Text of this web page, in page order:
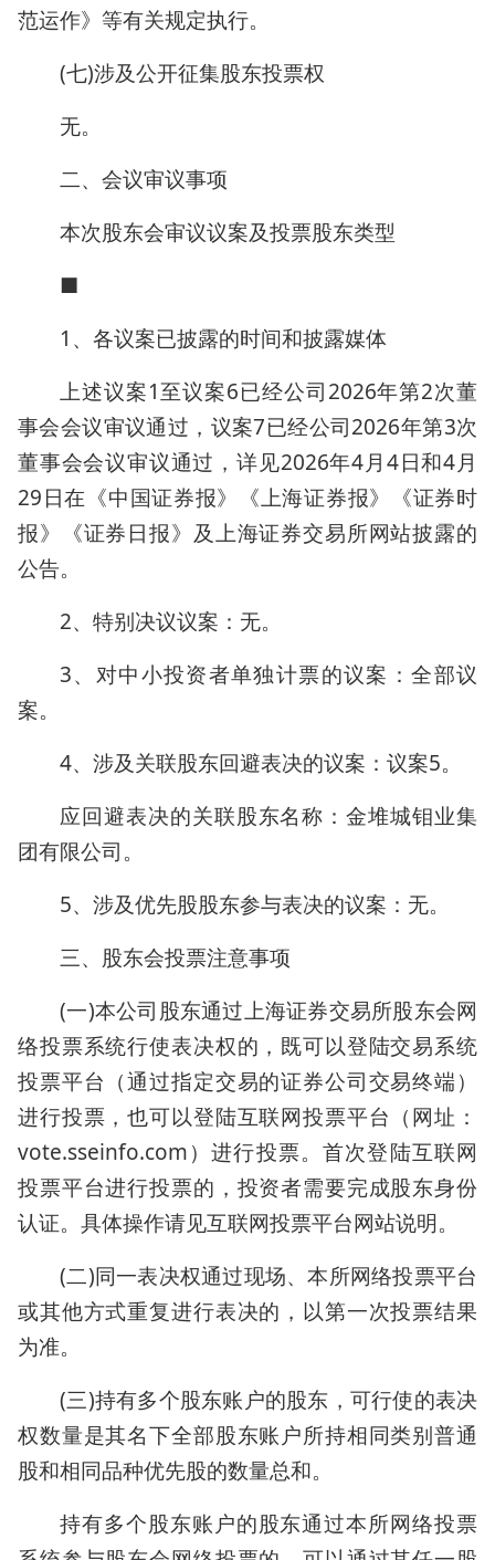
范运作》等有关规定执行。
(七)涉及公开征集股东投票权
无。
二、会议审议事项
本次股东会审议议案及投票股东类型
■
1、各议案已披露的时间和披露媒体
上述议案1至议案6已经公司2026年第2次董
事会会议审议通过，议案7已经公司2026年第3次
董事会会议审议通过，详见2026年4月4日和4月
29日在《中国证券报》《上海证券报》《证券时
报》《证券日报》及上海证券交易所网站披露的
公告。
2、特别决议议案：无。
3、对中小投资者单独计票的议案：全部议
案。
4、涉及关联股东回避表决的议案：议案5。
应回避表决的关联股东名称：金堆城钼业集
团有限公司。
5、涉及优先股股东参与表决的议案：无。
三、股东会投票注意事项
(一)本公司股东通过上海证券交易所股东会网
络投票系统行使表决权的，既可以登陆交易系统
投票平台（通过指定交易的证券公司交易终端）
进行投票，也可以登陆互联网投票平台（网址：
vote.sseinfo.com）进行投票。首次登陆互联网
投票平台进行投票的，投资者需要完成股东身份
认证。具体操作请见互联网投票平台网站说明。
(二)同一表决权通过现场、本所网络投票平台
或其他方式重复进行表决的，以第一次投票结果
为准。
(三)持有多个股东账户的股东，可行使的表决
权数量是其名下全部股东账户所持相同类别普通
股和相同品种优先股的数量总和。
持有多个股东账户的股东通过本所网络投票